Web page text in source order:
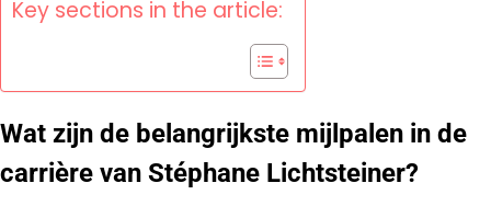
Key sections in the article:
Wat zijn de belangrijkste mijlpalen in de
carrière van Stéphane Lichtsteiner?